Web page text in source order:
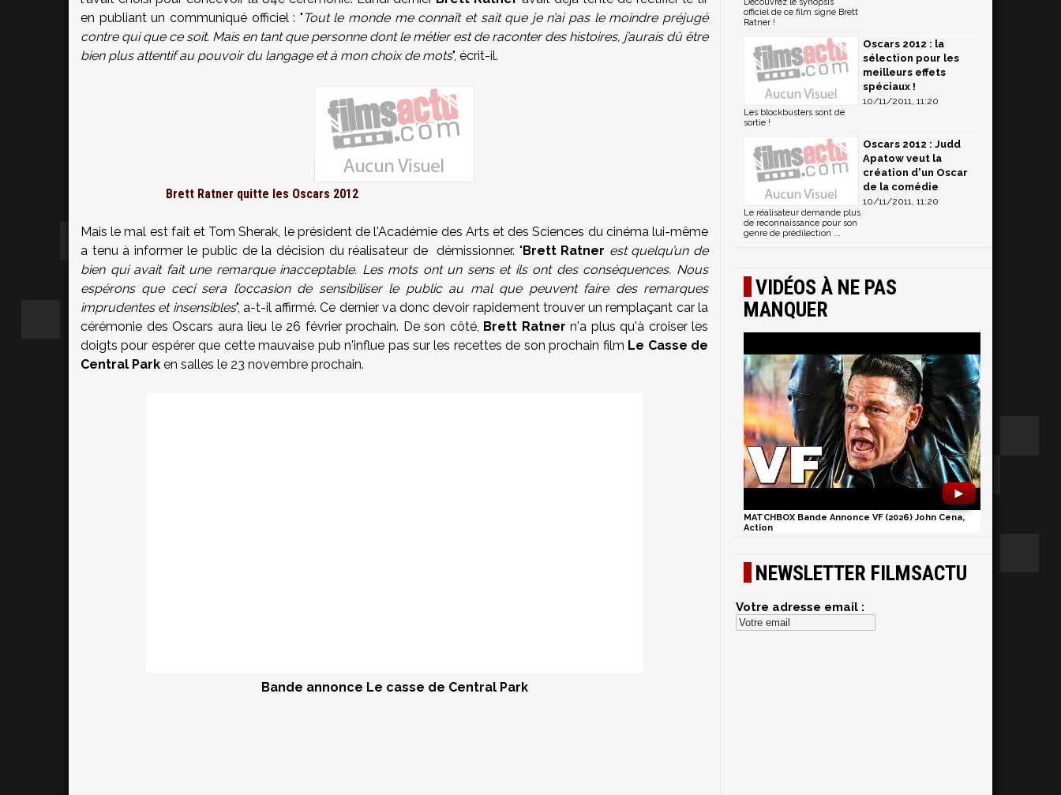
en publiant un communiqué officiel : " Tout le monde me connaît et sait que je n’ai pas le moindre préjugé
contre qui que ce soit. Mais en tant que personne dont le métier est de raconter des histoires, j’aurais dû être
bien plus attentif au pouvoir du langage et à mon choix de mots", écrit-il.
Brett Ratner quitte les Oscars 2012
Mais le mal est fait et Tom Sherak, le président de l'Académie des Arts et des Sciences du cinéma lui-même
a tenu à informer le public de la décision du réalisateur de démissionner. "Brett Ratner est quelqu’un de
bien qui avait fait une remarque inacceptable. Les mots ont un sens et ils ont des conséquences. Nous
espérons que ceci sera l’occasion de sensibiliser le public au mal que peuvent faire des remarques
imprudentes et insensibles", a-t-il affirmé. Ce dernier va donc devoir rapidement trouver un remplaçant car la
cérémonie des Oscars aura lieu le 26 février prochain. De son côté, Brett Ratner n'a plus qu'à croiser les
doigts pour espérer que cette mauvaise pub n'influe pas sur les recettes de son prochain film Le Casse de
Central Park en salles le 23 novembre prochain.
Bande annonce Le casse de Central Park
officiel de ce film signé Brett
Ratner !
Oscars 2012 : la
sélection pour les
meilleurs effets
spéciaux !
10/11/2011, 11:20
Les blockbusters sont de
sortie !
Oscars 2012 : Judd
Apatow veut la
création d'un Oscar
de la comédie
10/11/2011, 11:20
Le réalisateur demande plus
de reconnaissance pour son
genre de prédilection ...
VIDÉOS À NE PAS
MANQUER
►
MATCHBOX Bande Annonce VF (2026) John Cena,
Action
NEWSLETTER FILMSACTU
Votre adresse email :